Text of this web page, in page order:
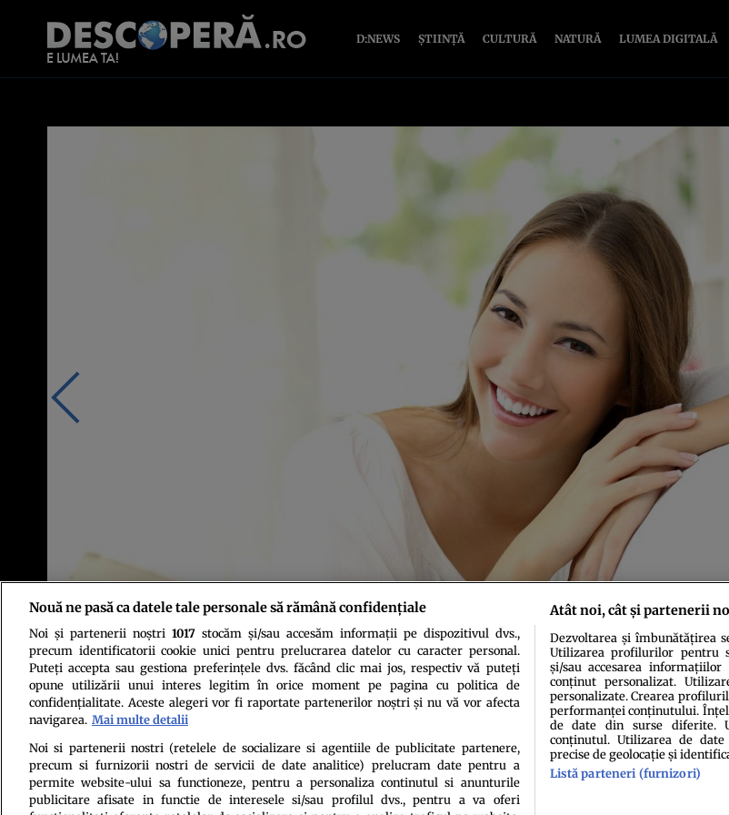
D:NEWS ȘTIINȚĂ CULTURĂ NATURĂ LUMEA DIGITALĂ
Foto: Shutterstock
Politica de confidenţialitatePolitica de cookiesTermeni şi condiţiiEchipa
Nouă ne pasă ca datele tale personale să rămână confidențiale
Noi și partenerii noștri 1017stocăm și/sau accesăm informații pe dispozitivul dvs.,
precum identificatorii cookie unici pentru prelucrarea datelor cu caracter personal.
Puteți accepta sau gestiona preferințele dvs. făcând clic mai jos, respectiv vă puteți
opune utilizării unui interes legitim în orice moment pe pagina cu politica de
confidențialitate. Aceste alegeri vor fi raportate partenerilor noștri și nu vă vor afecta
navigarea. Mai multe detalii
Noi si partenerii nostri (retelele de socializare si agentiile de publicitate partenere,
precum si furnizorii nostri de servicii de date analitice) prelucram date pentru a
permite website-ului sa functioneze, pentru a personaliza continutul si anunturile
publicitare afisate in functie de interesele si/sau profilul dvs., pentru a va oferi
Atât noi, cât și partenerii
Dezvoltarea și îmbunătățirea
Utilizarea profilurilor pentru
și/sau accesarea
conținut personalizat.
personalizate. Crearea
performanței conținutului.
de date din surse diferite.
conținutul. Utilizarea de
precise de geolocație și
Listă parteneri (furnizori)